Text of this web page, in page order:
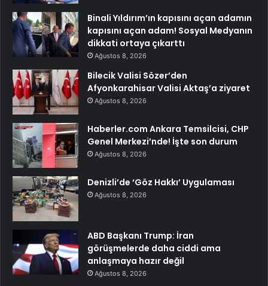
Binali Yıldırım’ın kapısını açan adamın
kapısını açan adam! Sosyal Medyanın
dikkati ortaya çıkarttı
Ağustos 8, 2026
Bilecik Valisi Sözer’den
Afyonkarahisar Valisi Aktaş’a ziyaret
Ağustos 8, 2026
Haberler.com Ankara Temsilcisi, CHP
Genel Merkezi’nde! İşte son durum
Ağustos 8, 2026
Denizli’de ‘Göz Hakkı’ Uygulaması
Ağustos 8, 2026
ABD Başkanı Trump: İran
görüşmelerde daha ciddi ama
anlaşmaya hazır değil
Ağustos 8, 2026